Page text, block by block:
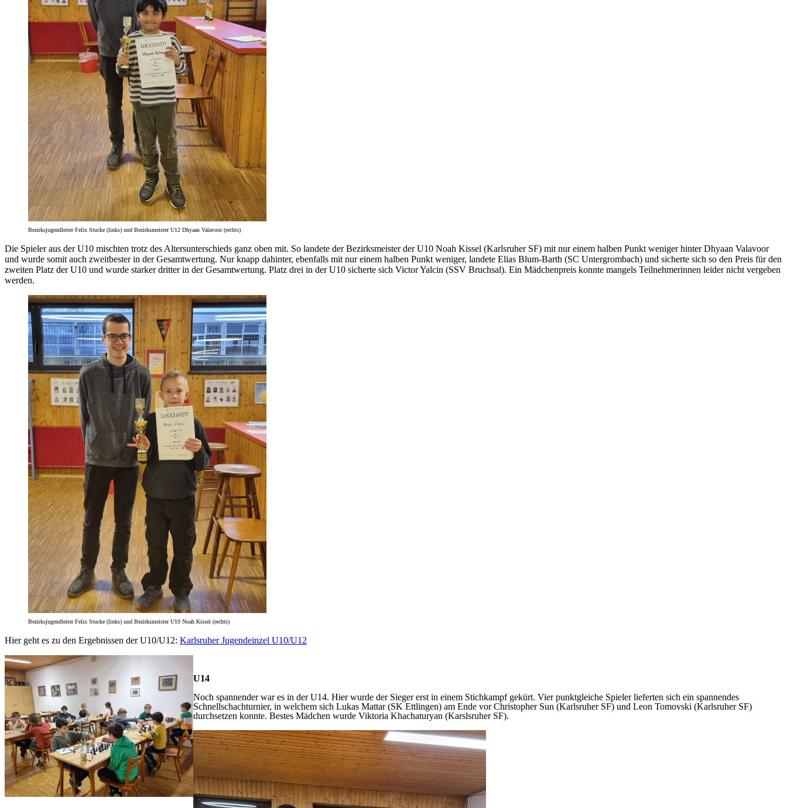
Bezirksjugendleiter Felix Stucke (links) und Bezirksmeister U12 Dhyaan Valavoor (rechts)
Die Spieler aus der U10 mischten trotz des Altersunterschieds ganz oben mit. So landete der Bezirksmeister der U10 Noah Kissel (Karlsruher SF) mit nur einem halben Punkt weniger hinter Dhyaan Valavoor
und wurde somit auch zweitbester in der Gesamtwertung. Nur knapp dahinter, ebenfalls mit nur einem halben Punkt weniger, landete Elias Blum-Barth (SC Untergrombach) und sicherte sich so den Preis für den
zweiten Platz der U10 und wurde starker dritter in der Gesamtwertung. Platz drei in der U10 sicherte sich Victor Yalcin (SSV Bruchsal). Ein Mädchenpreis konnte mangels Teilnehmerinnen leider nicht vergeben
werden.
Bezirksjugendleiter Felix Stucke (links) und Bezirksmeister U10 Noah Kissel (rechts)
Hier geht es zu den Ergebnissen der U10/U12: Karlsruher Jugendeinzel U10/U12
U14
Noch spannender war es in der U14. Hier wurde der Sieger erst in einem Stichkampf gekürt. Vier punktgleiche Spieler lieferten sich ein spannendes
Schnellschachturnier, in welchem sich Lukas Mattar (SK Ettlingen) am Ende vor Christopher Sun (Karlsruher SF) und Leon Tomovski (Karlsruher SF)
durchsetzen konnte. Bestes Mädchen wurde Viktoria Khachaturyan (Karslsruher SF).